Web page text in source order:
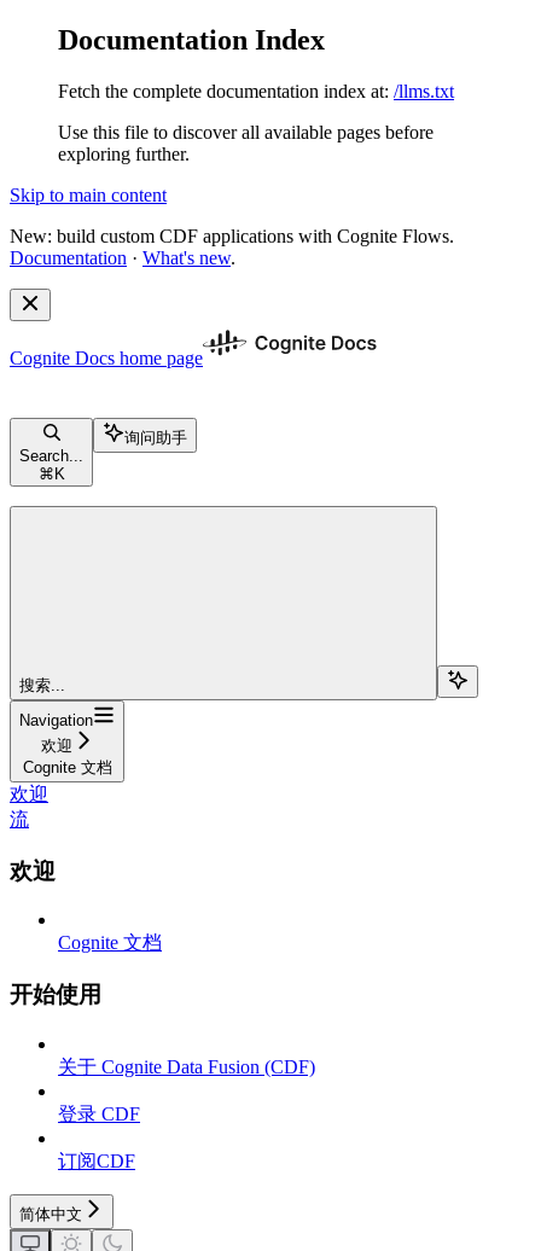
Documentation Index
Fetch the complete documentation index at: /llms.txt
Use this file to discover all available pages before
exploring further.
Skip to main content
New: build custom CDF applications with Cognite Flows.
Documentation · What's new.
Cognite Docs home page
Search...
⌘ K
询问助手
搜索...
Navigation
欢迎
Cognite 文档
欢迎
流
欢迎
Cognite 文档
开始使用
关于 Cognite Data Fusion (CDF)
登录 CDF
订阅CDF
简体中文